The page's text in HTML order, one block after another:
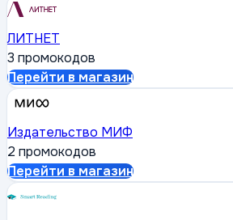
ЛИТНЕТ
3 промокодов
Перейти в магазин
Издательство МИФ
2 промокодов
Перейти в магазин